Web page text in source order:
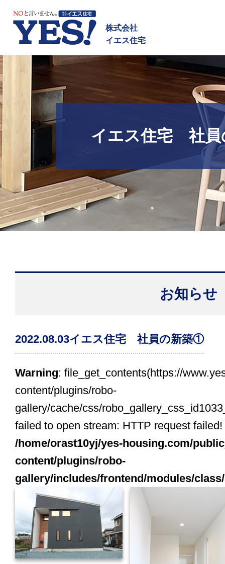
株式会社
イエス住宅
イエス住宅 社
お知らせ
2022.08.03イエス住宅 社員の新築①
Warning: file_get_contents(https://
content/plugins/robo-
gallery/cache/css/
failed to open stream: HTTP request
/home/orast10yj/yes-housing.com/
content/plugins/robo-
gallery/includes/frontend/modules/